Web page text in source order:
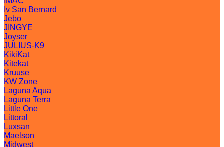
Iv San Bernard
Jebo
JINGYE
Joyser
JULIUS-K9
KikiKat
Kitekat
Kruuse
KW Zone
Laguna Aqua
Laguna Terra
Little One
Littoral
Luxsan
Maelson
Midwest